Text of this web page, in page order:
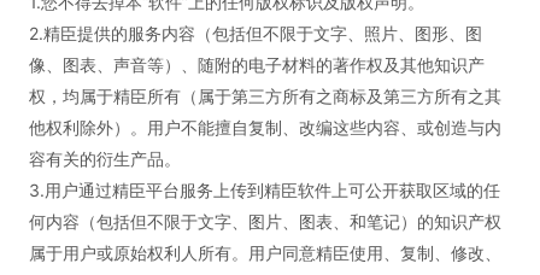
2.精臣提供的服务内容（包括但不限于文字、照片、图形、图
像、图表、声音等）、随附的电子材料的著作权及其他知识产
权，均属于精臣所有（属于第三方所有之商标及第三方所有之其
他权利除外）。用户不能擅自复制、改编这些内容、或创造与内
容有关的衍生产品。
3.用户通过精臣平台服务上传到精臣软件上可公开获取区域的任
何内容（包括但不限于文字、图片、图表、和笔记）的知识产权
属于用户或原始权利人所有。用户同意精臣使用、复制、修改、